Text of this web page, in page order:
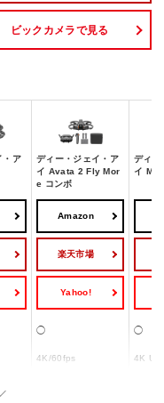
ビックカメラで見る
・ア
ディー・ジェイ・ア
イ Avata 2 Fly Mor
e コンボ
ディー
イ
Amazon
楽天市場
Yahoo!
◯ ◯
4K/60fps 4K